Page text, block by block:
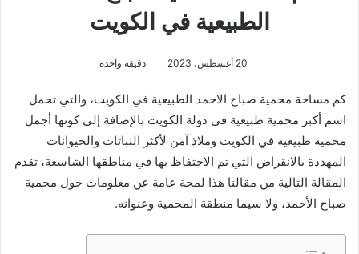
الطبيعية في الكويت
20 أغسطس، 2023 دقيقة واحدة
كم مساحة محمية صباح الاحمد الطبيعية في الكويت، والتي تحمل
اسم أكبر محمية طبيعية في دولة الكويت بالإضافة إلى كونها أجمل
محمية طبيعية في الكويت وملاذ آمن لأكثر النباتات والحيوانات
المهددة بالانقراض التي تم الاحتفاظ بها في مناطقها الشاسعة، تقدم
المقالة التالية من مقالنا هذا لمحة عامة عن معلومات حول محمية
صباح الأحمد، ولا سيما منطقة المحمية وعنوانه.